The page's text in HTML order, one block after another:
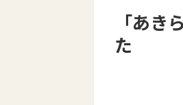
「あ
た